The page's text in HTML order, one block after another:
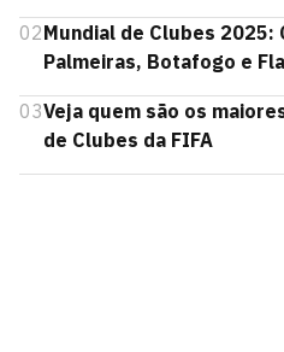
02Mundial de Clubes
Palmeiras, Botafogo e
03Veja quem são os
de Clubes da FIFA